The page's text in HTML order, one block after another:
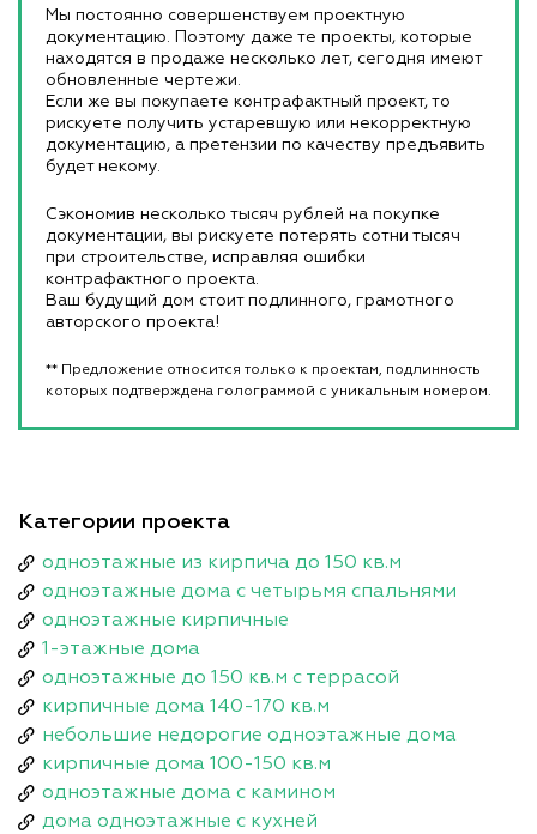
Мы постоянно совершенствуем проектную
документацию. Поэтому даже те проекты, которые
находятся в продаже несколько лет, сегодня имеют
обновленные чертежи.
Если же вы покупаете контрафактный проект, то
рискуете получить устаревшую или некорректную
документацию, а претензии по качеству предъявить
будет некому.
Сэкономив несколько тысяч рублей на покупке
документации, вы рискуете потерять сотни тысяч
при строительстве, исправляя ошибки
контрафактного проекта.
Ваш будущий дом стоит подлинного, грамотного
авторского проекта!
** Предложение относится только к проектам, подлинность
которых подтверждена голограммой с уникальным номером.
Категории проекта
одноэтажные из кирпича до 150 кв.м
одноэтажные дома с четырьмя спальнями
одноэтажные кирпичные
1-этажные дома
одноэтажные до 150 кв.м с террасой
кирпичные дома 140-170 кв.м
небольшие недорогие одноэтажные дома
кирпичные дома 100-150 кв.м
одноэтажные дома с камином
дома одноэтажные с кухней